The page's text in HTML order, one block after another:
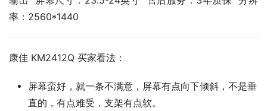
率：2560*1440
康佳 KM2412Q 买家看法：
屏幕蛮好，就一条不满意，屏幕有点向下倾斜，不是垂
直的，有点难受，支架有点软。